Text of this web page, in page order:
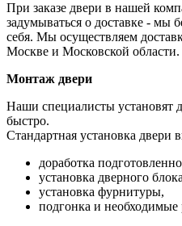
При заказе двери в нашей
задумываться о доставке - мы
себя. Мы осуществляем
Москве и Московской области.
Монтаж двери
Наши специалисты установят
быстро.
Стандартная установка двери
доработка
установка дверного
установка фурнитуры,
подгонка и необходимые